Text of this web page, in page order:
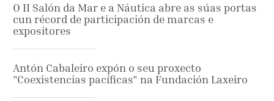
O II Salón da Mar e a Náutica abre as súas portas
cun récord de participación de marcas e
expositores
Antón Cabaleiro expón o seu proxecto
"Coexistencias pacíficas" na Fundación Laxeiro